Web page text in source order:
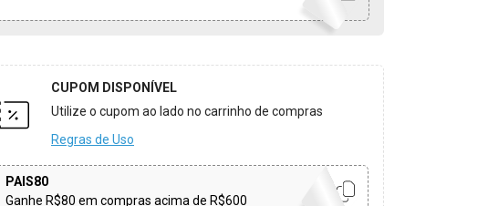
CUPOM DISPONÍVEL
Utilize o cupom ao lado no carrinho de compras
Regras de Uso
PAIS80
Ganhe R$80 em compras acima de R$600